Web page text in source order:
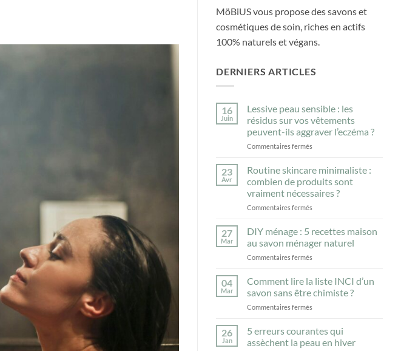
MöBiUS vous propose des savons et
cosmétiques de soin, riches en actifs
100% naturels et végans.
DERNIERS ARTICLES
16
Juin
Lessive peau sensible : les
résidus sur vos vêtements
peuvent-ils aggraver l’eczéma ?
Commentaires fermés
:
les
résidus
vêtements
peuvent-
ils
l’eczéma
23
Avr
Routine skincare minimaliste :
combien de produits sont
vraiment nécessaires ?
Commentaires fermés
skincare
:
combien
produits
sont
nécessaires
27
Mar
DIY ménage : 5 recettes maison
au savon ménager naturel
Commentaires fermés
ménage
5
recettes
au
04
Mar
Comment lire la liste INCI d’un
savon sans être chimiste ?
Commentaires fermés
lire
liste
26
Jan
5 erreurs courantes qui
assèchent la peau en hiver